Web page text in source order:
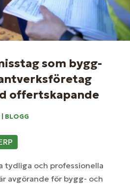
som bygg-
offertskapande
BLOGG
tydliga och professionella
avgörande för bygg- och